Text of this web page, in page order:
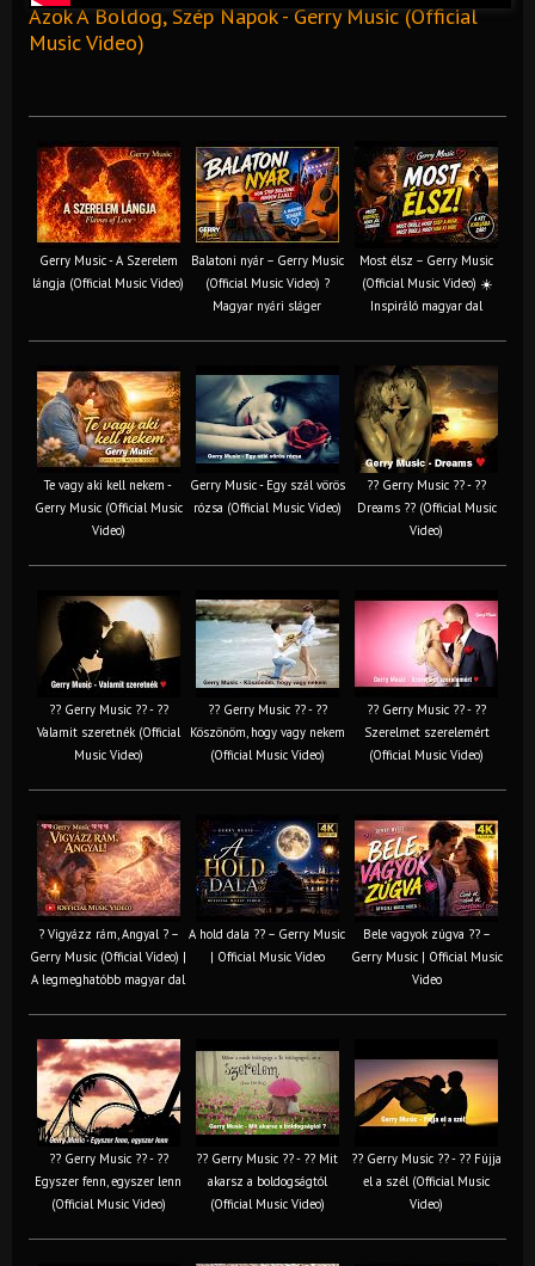
Azok A Boldog, Szép Napok - Gerry Music (Official
Music Video)
Gerry Music - A Szerelem
lángja (Official Music Video)
Balatoni nyár – Gerry Music
(Official Music Video) ?
Magyar nyári sláger
Most élsz – Gerry Music
(Official Music Video) ☀️
Inspiráló magyar dal
Te vagy aki kell nekem -
Gerry Music (Official Music
Video)
Gerry Music - Egy szál vörös
rózsa (Official Music Video)
?? Gerry Music ?? - ??
Dreams ?? (Official Music
Video)
?? Gerry Music ?? - ??
Valamit szeretnék (Official
Music Video)
?? Gerry Music ?? - ??
Köszönöm, hogy vagy nekem
(Official Music Video)
?? Gerry Music ?? - ??
Szerelmet szerelemért
(Official Music Video)
? Vigyázz rám, Angyal ? –
Gerry Music (Official Video) |
A legmeghatóbb magyar dal
A hold dala ?? – Gerry Music
| Official Music Video
Bele vagyok zúgva ?? –
Gerry Music | Official Music
Video
?? Gerry Music ?? - ??
Egyszer fenn, egyszer lenn
(Official Music Video)
?? Gerry Music ?? - ?? Mit
akarsz a boldogságtól
(Official Music Video)
?? Gerry Music ?? - ?? Fújja
el a szél (Official Music
Video)